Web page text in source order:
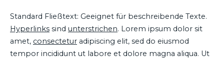
Standard Fließtext: Geeignet für beschreibende Texte.
Hyperlinks sind unterstrichen. Lorem ipsum dolor sit
amet, consectetur adipiscing elit, sed do eiusmod
tempor incididunt ut labore et dolore magna aliqua. Ut